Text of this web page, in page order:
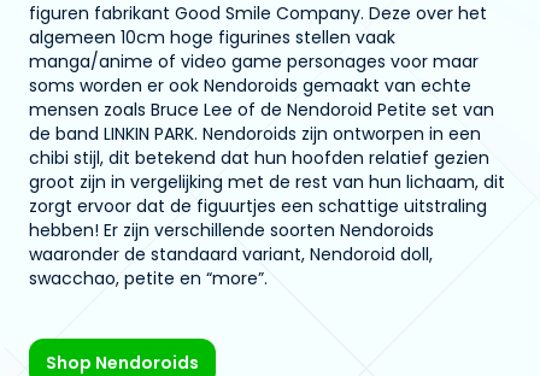
figuren fabrikant Good Smile Company. Deze over het
algemeen 10cm hoge figurines stellen vaak
manga/anime of video game personages voor maar
soms worden er ook Nendoroids gemaakt van echte
mensen zoals Bruce Lee of de Nendoroid Petite set van
de band LINKIN PARK. Nendoroids zijn ontworpen in een
chibi stijl, dit betekend dat hun hoofden relatief gezien
groot zijn in vergelijking met de rest van hun lichaam, dit
zorgt ervoor dat de figuurtjes een schattige uitstraling
hebben! Er zijn verschillende soorten Nendoroids
waaronder de standaard variant, Nendoroid doll,
swacchao, petite en “more”.
Shop Nendoroids